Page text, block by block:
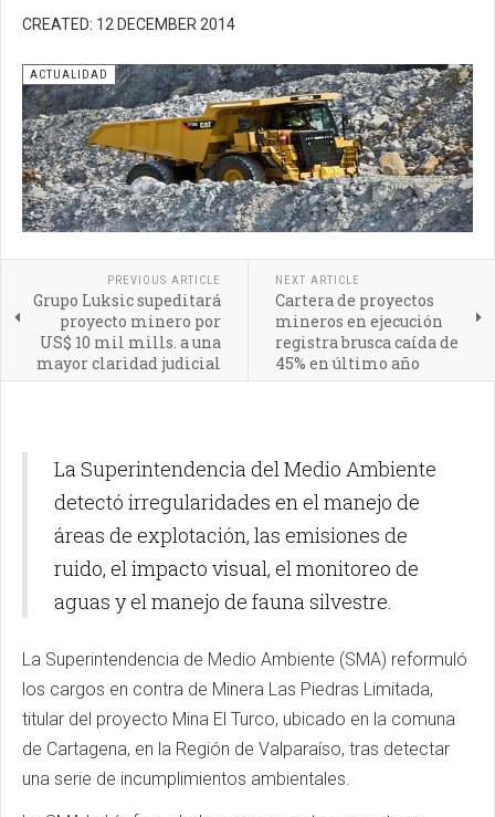
CREATED: 12 DECEMBER 2014
ACTUALIDAD
PREVIOUS ARTICLE
Grupo Luksic supeditará
proyecto minero por
US$ 10 mil mills. a una
mayor claridad judicial
NEXT ARTICLE
Cartera de proyectos
mineros en ejecución
registra brusca caída de
45% en último año
La Superintendencia del Medio Ambiente
detectó irregularidades en el manejo de
áreas de explotación, las emisiones de
ruido, el impacto visual, el monitoreo de
aguas y el manejo de fauna silvestre.
La Superintendencia de Medio Ambiente (SMA) reformuló
los cargos en contra de Minera Las Piedras Limitada,
titular del proyecto Mina El Turco, ubicado en la comuna
de Cartagena, en la Región de Valparaíso, tras detectar
una serie de incumplimientos ambientales.